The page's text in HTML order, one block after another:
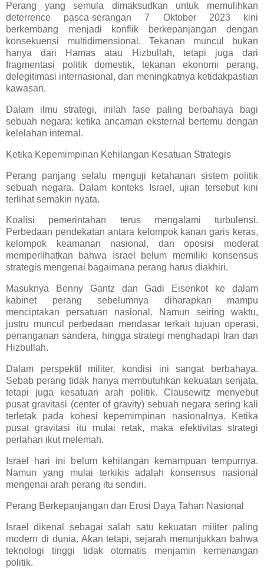
Perang yang semula dimaksudkan untuk memulihkan
deterrence pasca-serangan 7 Oktober 2023 kini
berkembang menjadi konflik berkepanjangan dengan
konsekuensi multidimensional. Tekanan muncul bukan
hanya dari Hamas atau Hizbullah, tetapi juga dari
fragmentasi politik domestik, tekanan ekonomi perang,
delegitimasi internasional, dan meningkatnya ketidakpastian
kawasan.
Dalam ilmu strategi, inilah fase paling berbahaya bagi
sebuah negara: ketika ancaman eksternal bertemu dengan
kelelahan internal.
Ketika Kepemimpinan Kehilangan Kesatuan Strategis
Perang panjang selalu menguji ketahanan sistem politik
sebuah negara. Dalam konteks Israel, ujian tersebut kini
terlihat semakin nyata.
Koalisi pemerintahan terus mengalami turbulensi.
Perbedaan pendekatan antara kelompok kanan garis keras,
kelompok keamanan nasional, dan oposisi moderat
memperlihatkan bahwa Israel belum memiliki konsensus
strategis mengenai bagaimana perang harus diakhiri.
Masuknya Benny Gantz dan Gadi Eisenkot ke dalam
kabinet perang sebelumnya diharapkan mampu
menciptakan persatuan nasional. Namun seiring waktu,
justru muncul perbedaan mendasar terkait tujuan operasi,
penanganan sandera, hingga strategi menghadapi Iran dan
Hizbullah.
Dalam perspektif militer, kondisi ini sangat berbahaya.
Sebab perang tidak hanya membutuhkan kekuatan senjata,
tetapi juga kesatuan arah politik. Clausewitz menyebut
pusat gravitasi (center of gravity) sebuah negara sering kali
terletak pada kohesi kepemimpinan nasionalnya. Ketika
pusat gravitasi itu mulai retak, maka efektivitas strategi
perlahan ikut melemah.
Israel hari ini belum kehilangan kemampuan tempurnya.
Namun yang mulai terkikis adalah konsensus nasional
mengenai arah perang itu sendiri.
Perang Berkepanjangan dan Erosi Daya Tahan Nasional
Israel dikenal sebagai salah satu kekuatan militer paling
modern di dunia. Akan tetapi, sejarah menunjukkan bahwa
teknologi tinggi tidak otomatis menjamin kemenangan
politik.